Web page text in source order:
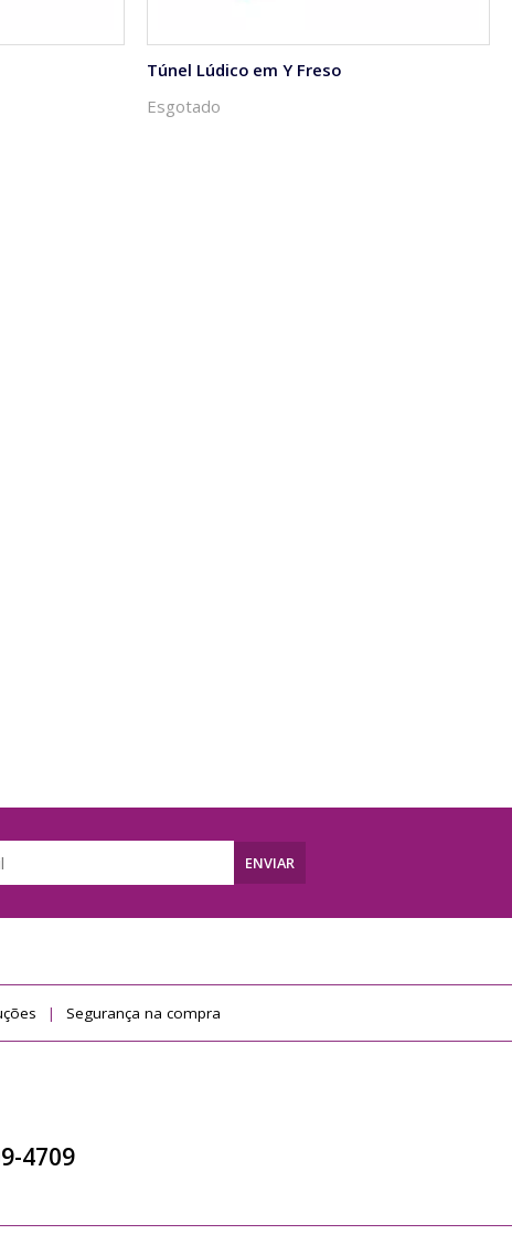
Túnel Lúdico em Y Freso
Esgotado
ENVIAR
Segurança na compra
4709